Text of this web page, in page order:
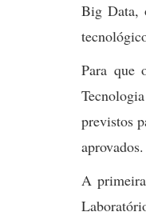
Big Data,
Para que
previstos
aprovados.
A